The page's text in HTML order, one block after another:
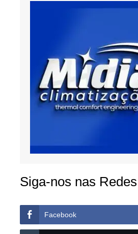
Siga-nos nas Redes
Facebook